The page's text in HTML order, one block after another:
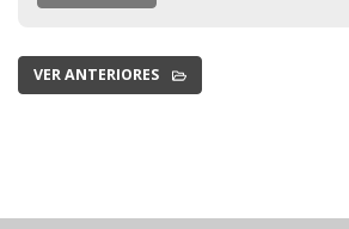
VER ANTERIORES